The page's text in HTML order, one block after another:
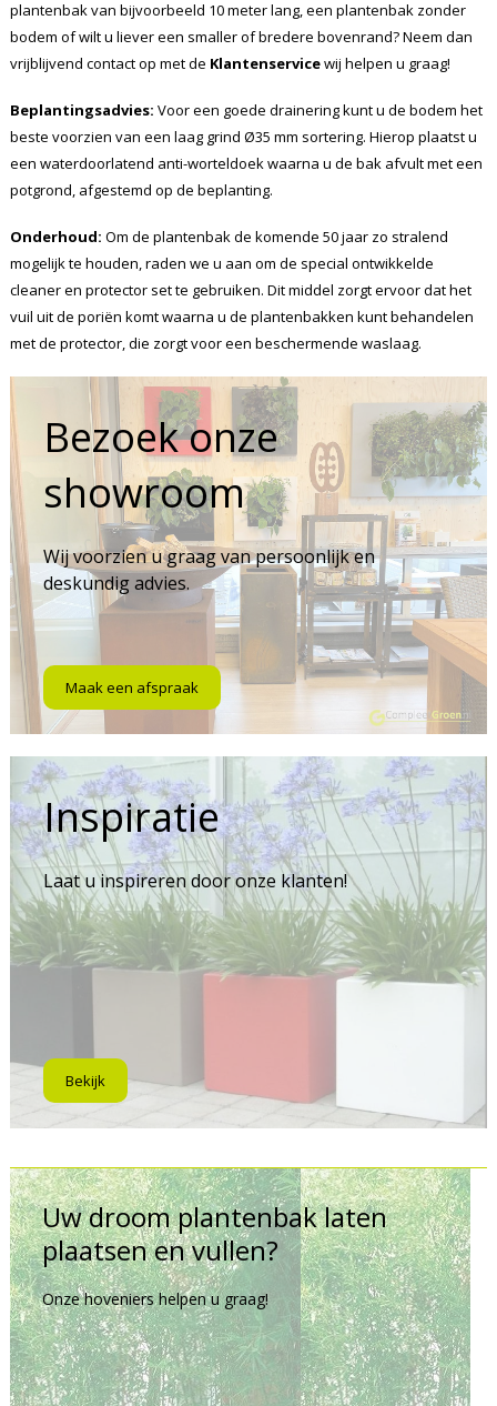
plantenbak van bijvoorbeeld 10 meter lang, een plantenbak zonder
bodem of wilt u liever een smaller of bredere bovenrand? Neem dan
vrijblijvend contact op met de Klantenservicewij helpen u graag!
Beplantingsadvies: Voor een goede drainering kunt u de bodem het
beste voorzien van een laag grind Ø35 mm sortering. Hierop plaatst u
een waterdoorlatend anti-worteldoek waarna u de bak afvult met een
potgrond, afgestemd op de beplanting.
Onderhoud: Om de plantenbak de komende 50 jaar zo stralend
mogelijk te houden, raden we u aan om de special ontwikkelde
cleaner en protector set te gebruiken. Dit middel zorgt ervoor dat het
vuil uit de poriën komt waarna u de plantenbakken kunt behandelen
met de protector, die zorgt voor een beschermende waslaag.
Bezoek onze
showroom
Wij voorzien u graag van persoonlijk en
deskundig advies.
Maak een afspraak
Inspiratie
Laat u inspireren door onze klanten!
Bekijk
Uw droom plantenbak laten
plaatsen en vullen?
Onze hoveniers helpen u graag!